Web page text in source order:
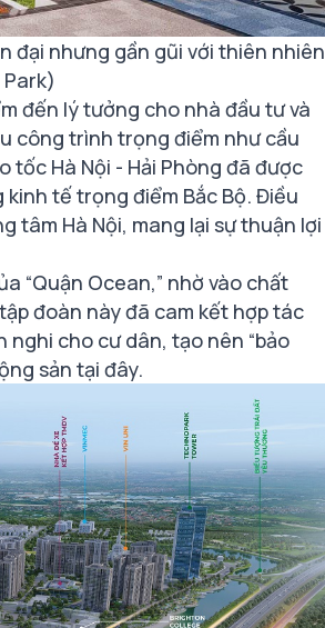
đại nhưng gần gũi với thiên nhiên
đến lý tưởng cho nhà đầu tư và
công trình trọng điểm như cầu
tốc Hà Nội - Hải Phòng đã được
tế trọng điểm Bắc Bộ. Điều
tâm Hà Nội, mang lại sự thuận lợi
“Quận Ocean,” nhờ vào chất
đoàn này đã cam kết hợp tác
cho cư dân, tạo nên “bảo
sản tại đây.